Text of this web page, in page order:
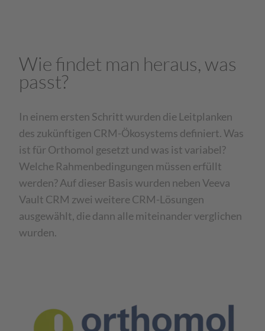
Wie findet man heraus, was
passt?
In einem ersten Schritt wurden die Leitplanken
des zukünftigen CRM-Ökosystems definiert. Was
ist für Orthomol gesetzt und was ist variabel?
Welche Rahmenbedingungen müssen erfüllt
werden? Auf dieser Basis wurden neben Veeva
Vault CRM zwei weitere CRM-Lösungen
ausgewählt, die dann alle miteinander verglichen
wurden.